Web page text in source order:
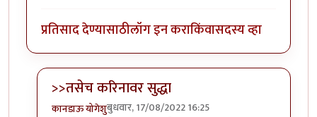
प्रतिसाद देण्यासाठीलॉग इन कराकिंवासदस्य व्हा
>>तसेच करिनावर सुद्धा
कानडाऊ योगेशुबुधवार, 17/08/2022 16:25